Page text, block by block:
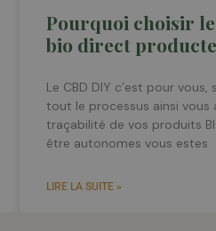
Pourquoi choisir
bio direct
Le CBD DIY c’est pour
tout le processus ainsi vous
traçabilité de vos produits
être autonomes vous estes
LIRE LA SUITE »